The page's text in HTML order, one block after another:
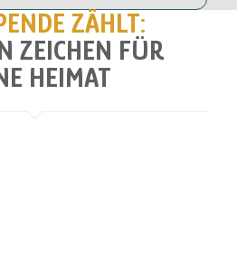
ZÄHLT:
ZEICHEN FÜR
HEIMAT